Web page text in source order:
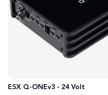
ESX Q-ONEv3 - 24 Volt